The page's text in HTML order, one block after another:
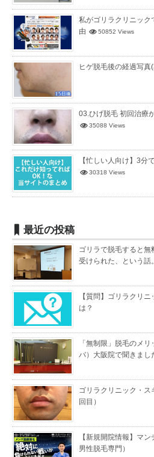
私がゴリラクリニック
由
50852 Views
ヒゲ脱毛後の経過写真
03.ひげ脱毛 初回治療
35088 Views
【忙しい人向け】3分
30318 Views
最近の投稿
ゴリラで脱毛すると
受けられた、という話。
【質問】ゴリラクリ
は？
「無制限」脱毛のメ
バ）大阪院で聞きまし
ゴリラクリニック・
回目）
【新規開院情報】マ
男性脱毛専門）